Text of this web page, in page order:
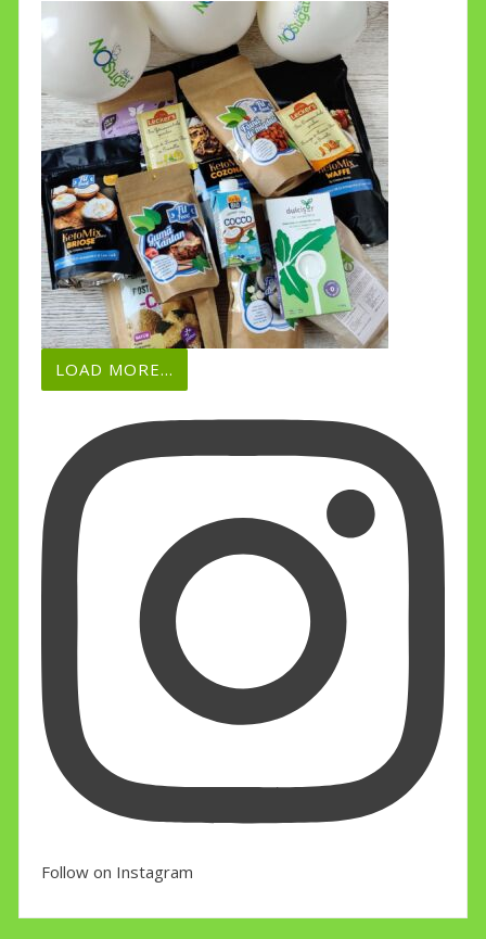
LOAD MORE...
Follow on Instagram